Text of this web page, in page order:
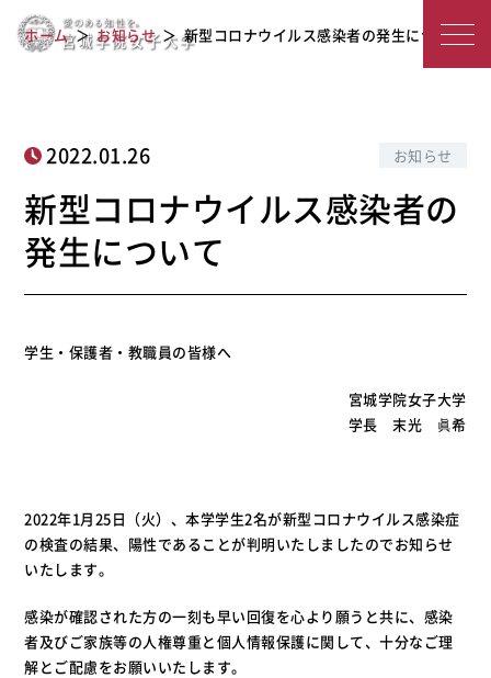
宮
女
子
大
新型コロナウイルス感染者の発生につ
いて
ホーム お知らせ 新型コロナウイルス感染者の発生について
2022.01.26 お知らせ
新型コロナウイルス感染者の
発生について
学生・保護者・教職員の皆様へ
宮城学院女子大学
学長 末光 眞希
2022年1月25日（火）、本学学生2名が新型コロナウイルス感染症
の検査の結果、陽性であることが判明いたしましたのでお知らせ
いたします。
感染が確認された方の一刻も早い回復を心より願うと共に、感染
者及びご家族等の人権尊重と個人情報保護に関して、十分なご理
解とご配慮をお願いいたします。